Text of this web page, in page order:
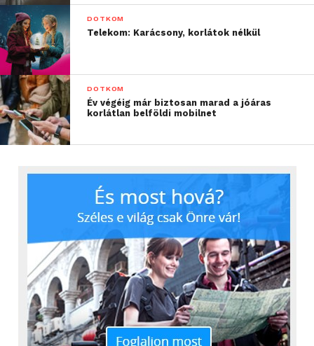
DOTKOM
Telekom: Karácsony, korlátok nélkül
DOTKOM
Év végéig már biztosan marad a jóáras
korlátlan belföldi mobilnet